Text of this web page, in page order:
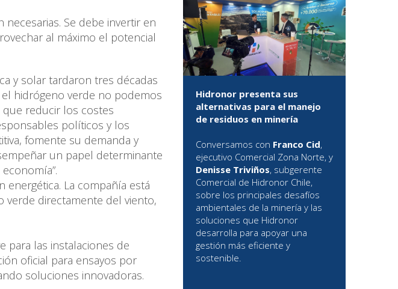
Se debe invertir en
al máximo el potencial
y solar tardaron tres décadas
hidrógeno verde no podemos
que reducir los costes
políticos y los
fomente su demanda y
un papel determinante
La compañía está
verde directamente del viento,
para las instalaciones de
oficial para ensayos por
soluciones innovadoras.
Hidronor presenta sus
alternativas para el manejo
de residuos en minería
Conversamos con Franco Cid,
ejecutivo Comercial Zona Norte, y
Denisse Triviños, subgerente
Comercial de Hidronor Chile,
sobre los principales desafíos
ambientales de la minería y las
soluciones que Hidronor
desarrolla para apoyar una
gestión más eficiente y
sostenible.